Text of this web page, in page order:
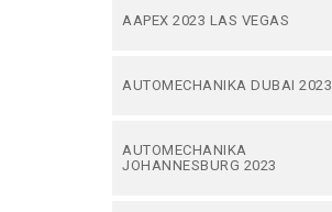
AAPEX 2023 LAS VEGAS
AUTOMECHANIKA DUBAI 2023
AUTOMECHANIKA
JOHANNESBURG 2023